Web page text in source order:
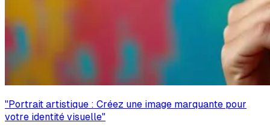
"Portrait artistique : Créez une image marquante pour
votre identité visuelle"